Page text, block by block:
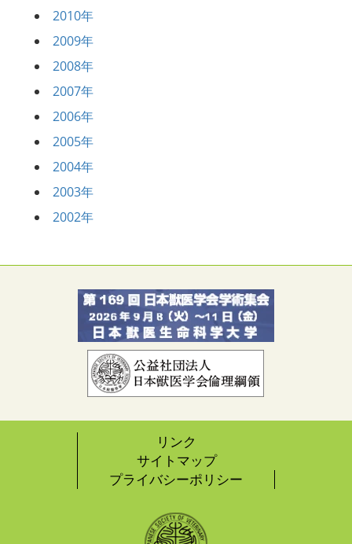
2010年
2009年
2008年
2007年
2006年
2005年
2004年
2003年
2002年
リンク
サイトマップ
プライバシーポリシー